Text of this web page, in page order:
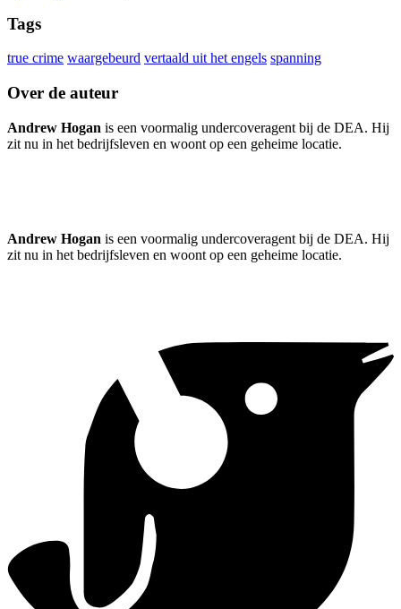
Tags
true crime waargebeurd vertaald uit het engels spanning
Over de auteur
Andrew Hogan is een voormalig undercoveragent bij de DEA. Hij
zit nu in het bedrijfsleven en woont op een geheime locatie.
Andrew Hogan is een voormalig undercoveragent bij de DEA. Hij
zit nu in het bedrijfsleven en woont op een geheime locatie.